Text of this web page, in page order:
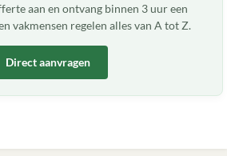
aan en ontvang binnen 3 uur een
vakmensen regelen alles van A tot Z.
Direct aanvragen